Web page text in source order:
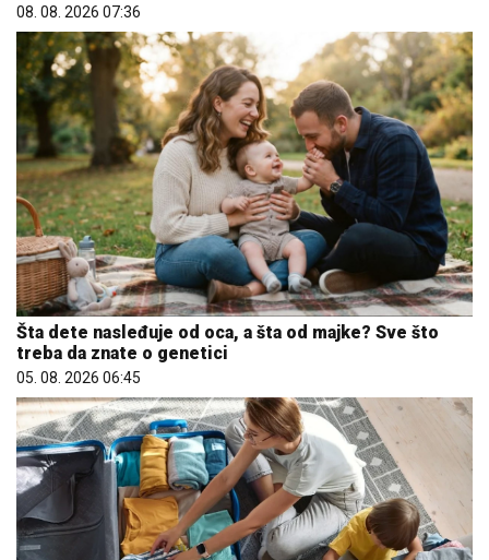
08. 08. 2026 07:36
Šta dete nasleđuje od oca, a šta od majke? Sve što
treba da znate o genetici
05. 08. 2026 06:45